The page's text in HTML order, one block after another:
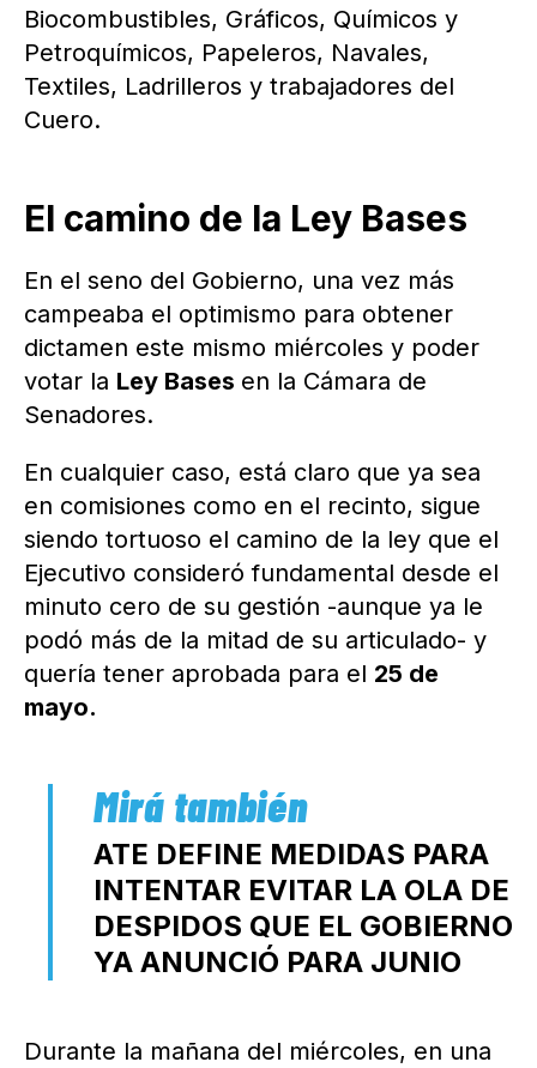
Biocombustibles, Gráficos, Químicos y
Petroquímicos, Papeleros, Navales,
Textiles, Ladrilleros y trabajadores del
Cuero.
El camino de la Ley Bases
En el seno del Gobierno, una vez más
campeaba el optimismo para obtener
dictamen este mismo miércoles y poder
votar la Ley Bases en la Cámara de
Senadores.
En cualquier caso, está claro que ya sea
en comisiones como en el recinto, sigue
siendo tortuoso el camino de la ley que el
Ejecutivo consideró fundamental desde el
minuto cero de su gestión -aunque ya le
podó más de la mitad de su articulado- y
quería tener aprobada para el 25 de
mayo.
ATE DEFINE MEDIDAS PARA
INTENTAR EVITAR LA OLA DE
DESPIDOS QUE EL GOBIERNO
YA ANUNCIÓ PARA JUNIO
Durante la mañana del miércoles, en una